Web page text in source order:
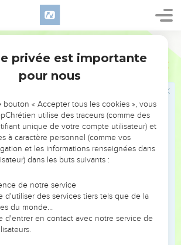
11
et la crainte de vous sur la face de
foulerez, comme il vous l'a dit.
aujourd'hui devant vous la bénédiction
vous écoutez les commandements de
que je vous commande aujourd'hui ;
vous n'écoutez pas les commandements
et si vous vous détournez du chemin
aujourd'hui, pour aller après d'autres
pas connus.
quand l'Éternel, ton Dieu, t'aura fait entrer
de Garizim, et la malédiction
ne sont-elles pas de l'autre côté du
chemin du soleil couchant, qui traverse
privée est importante
pour nous
bouton « Accepter tous les cookies », vous
utilise des traceurs (comme des
unique de votre compte utilisateur) et
à caractère personnel (comme vos
et les informations renseignées dans
dans les buts suivants :
de notre service
d'utiliser des services tiers tels que de la
du monde…
d'entrer en contact avec notre service de